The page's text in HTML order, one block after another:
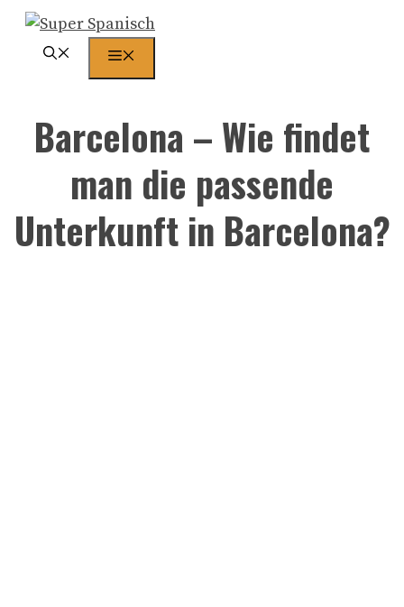
Zum
Inhalt
Barcelona – Wie findet
man die passende
Unterkunft in Barcelona?